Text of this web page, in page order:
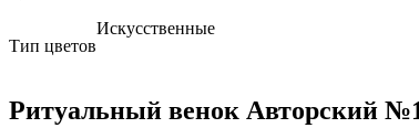
Тип цветов
Искусственные
Ритуальный венок Авторский